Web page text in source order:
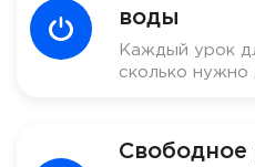
воды
Каждый урок
сколько нужно
Свободное